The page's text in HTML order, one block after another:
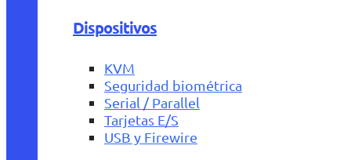
Dispositivos
KVM
Seguridad biométrica
Serial / Parallel
Tarjetas E/S
USB y Firewire